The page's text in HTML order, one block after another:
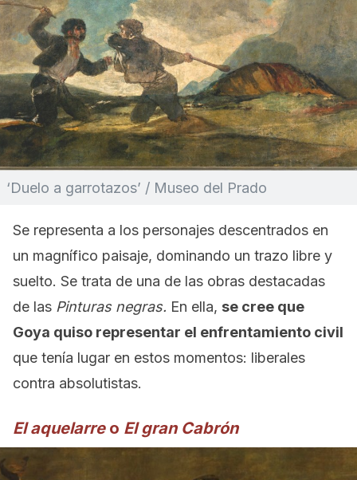
‘Duelo a garrotazos’ / Museo del Prado
Se representa a los personajes descentrados en
un magnífico paisaje, dominando un trazo libre y
suelto. Se trata de una de las obras destacadas
de las Pinturas negras. En ella, se cree que
Goya quiso representar el enfrentamiento civil
que tenía lugar en estos momentos: liberales
contra absolutistas.
El aquelarre o El gran Cabrón